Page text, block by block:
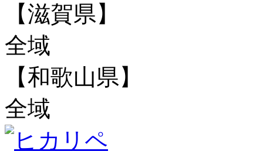
【滋賀県】
全域
【和歌山県】
全域